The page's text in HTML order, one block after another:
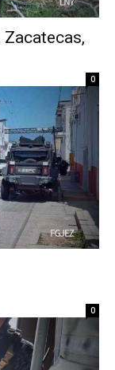
Zacatecas,
0
0